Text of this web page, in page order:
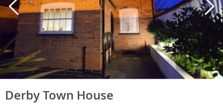
Derby Town House